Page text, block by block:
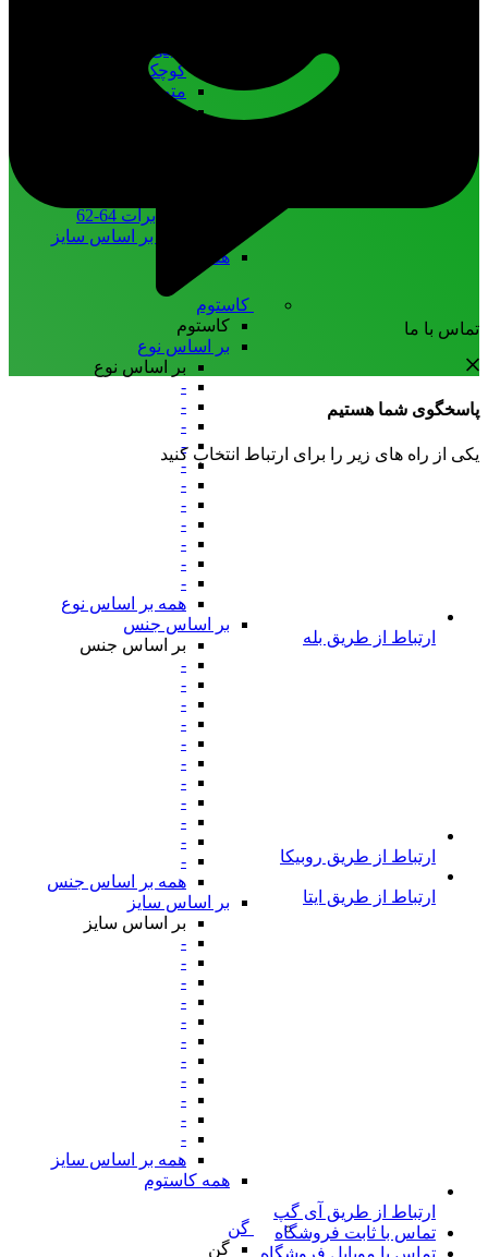
خیلی کوچک 32-30
کوچک 36-34
متوسط 40-38
بزرگ 44-42
نگم برات 64-62
همه بر اساس سایز
همه مایو
کاستوم
کاستوم
بر اساس نوع
بر اساس نوع
-
-
-
-
-
-
-
-
-
-
-
همه بر اساس نوع
بر اساس جنس
بر اساس جنس
-
-
-
-
-
-
-
-
-
-
-
همه بر اساس جنس
بر اساس سایز
بر اساس سایز
-
-
-
-
-
-
-
-
-
-
-
همه بر اساس سایز
همه کاستوم
گن
گن
تماس با ما
پاسخگوی شما هستیم
یکی از راه های زیر را برای ارتباط انتخاب کنید
ارتباط از طریق بله
ارتباط از طریق روبیکا
ارتباط از طریق ایتا
ارتباط از طریق آی گپ
تماس با ثابت فروشگاه
تماس با موبایل فروشگاه